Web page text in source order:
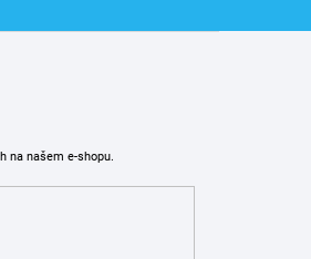
na našem e-shopu.